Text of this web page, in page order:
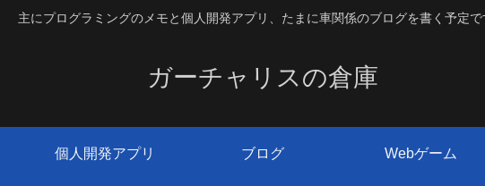
主にプログラミングのメモと個人開発アプリ、たまに車関係のブログを書く予定で
ガーチャリスの倉庫
個人開発アプリ ブログ Webゲーム